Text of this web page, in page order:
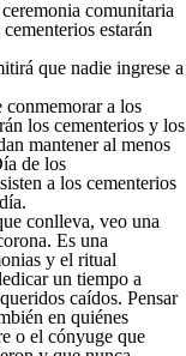
comunitaria
estarán
que nadie ingrese a
conmemorar a los
los cementerios y los
mantener al menos
de los
a los cementerios
conlleva, veo una
Es una
y el ritual
un tiempo a
caídos. Pensar
en quiénes
o el cónyuge que